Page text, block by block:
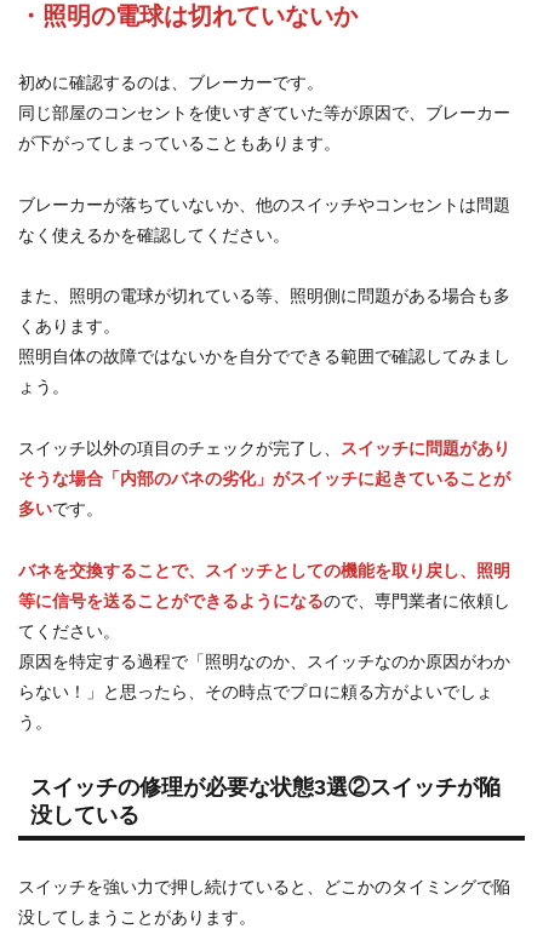
・照明の電球は切れていないか
初めに確認するのは、ブレーカーです。
同じ部屋のコンセントを使いすぎていた等が原因で、ブレーカー
が下がってしまっていることもあります。
ブレーカーが落ちていないか、他のスイッチやコンセントは問題
なく使えるかを確認してください。
また、照明の電球が切れている等、照明側に問題がある場合も多
くあります。
照明自体の故障ではないかを自分でできる範囲で確認してみまし
ょう。
スイッチ以外の項目のチェックが完了し、
スイッチに問題があり
そうな場合「内部のバネの劣化」がスイッチに起きていることが
多いです。
バネを交換することで、スイッチとしての機能を取り戻し、照明
等に信号を送ることができるようになるので、専門業者に依頼し
てください。
原因を特定する過程で「照明なのか、スイッチなのか原因がわか
らない！」と思ったら、その時点でプロに頼る方がよいでしょ
う。
スイッチの修理が必要な状態3選②スイッチが陥
没している
スイッチを強い力で押し続けていると、どこかのタイミングで陥
没してしまうことがあります。